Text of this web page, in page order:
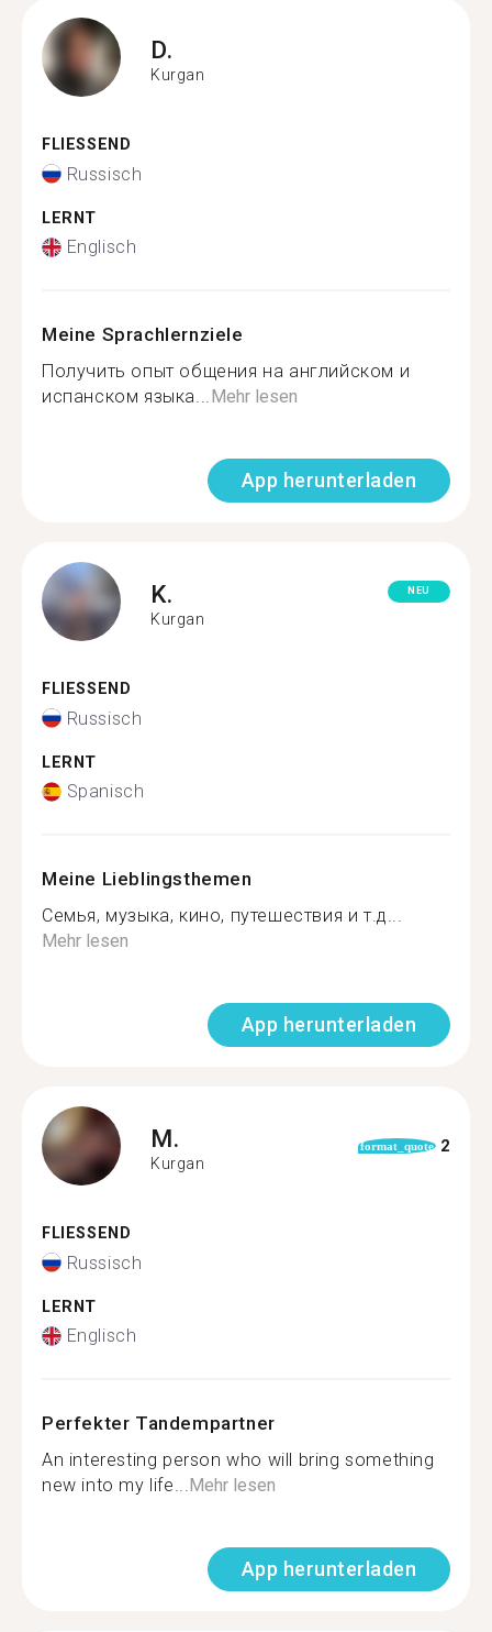
D.
Kurgan
FLIESSEND
Russisch
LERNT
Englisch
Meine Sprachlernziele
Получить опыт общения на английском и
испанском языка...Mehr lesen
App herunterladen
K.
Kurgan
NEU
FLIESSEND
Russisch
LERNT
Spanisch
Meine Lieblingsthemen
Семья, музыка, кино, путешествия и т.д...
Mehr lesen
App herunterladen
M.
Kurgan
format_quote 2
FLIESSEND
Russisch
LERNT
Englisch
Perfekter Tandempartner
An interesting person who will bring something
new into my life...Mehr lesen
App herunterladen